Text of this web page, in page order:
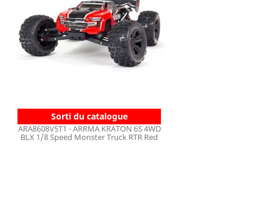
Sorti du catalogue
ARA8608V5T1 - ARRMA KRATON 6S 4WD
BLX 1/8 Speed Monster Truck RTR Red